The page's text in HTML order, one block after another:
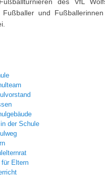
und
der Schule
Eltern